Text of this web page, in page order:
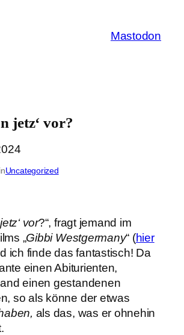
Mastodon
jetz‘ vor?
inUncategorized
vor?“, fragt jemand im
„Gibbi Westgermany“ (hier
ich finde das fantastisch! Da
einen Abiturienten,
einen gestandenen
so als könne der etwas
als das, was er ohnehin